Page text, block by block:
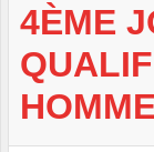
4ÈME
HOMME